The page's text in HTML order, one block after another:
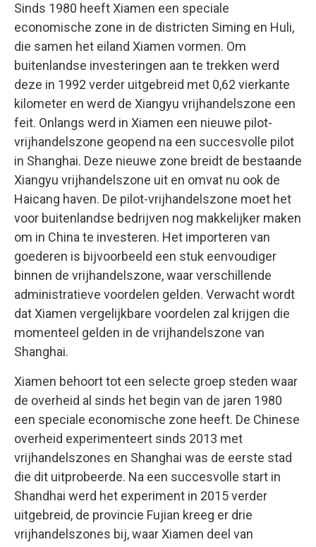
Sinds 1980 heeft Xiamen een speciale
economische zone in de districten Siming en Huli,
die samen het eiland Xiamen vormen. Om
buitenlandse investeringen aan te trekken werd
deze in 1992 verder uitgebreid met 0,62 vierkante
kilometer en werd de Xiangyu vrijhandelszone een
feit. Onlangs werd in Xiamen een nieuwe pilot-
vrijhandelszone geopend na een succesvolle pilot
in Shanghai. Deze nieuwe zone breidt de bestaande
Xiangyu vrijhandelszone uit en omvat nu ook de
Haicang haven. De pilot-vrijhandelszone moet het
voor buitenlandse bedrijven nog makkelijker maken
om in China te investeren. Het importeren van
goederen is bijvoorbeeld een stuk eenvoudiger
binnen de vrijhandelszone, waar verschillende
administratieve voordelen gelden. Verwacht wordt
dat Xiamen vergelijkbare voordelen zal krijgen die
momenteel gelden in de vrijhandelszone van
Shanghai.
Xiamen behoort tot een selecte groep steden waar
de overheid al sinds het begin van de jaren 1980
een speciale economische zone heeft. De Chinese
overheid experimenteert sinds 2013 met
vrijhandelszones en Shanghai was de eerste stad
die dit uitprobeerde. Na een succesvolle start in
Shandhai werd het experiment in 2015 verder
uitgebreid, de provincie Fujian kreeg er drie
vrijhandelszones bij, waar Xiamen deel van